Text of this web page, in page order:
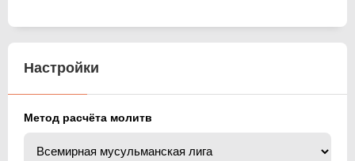
Настройки
Метод расчёта молитв